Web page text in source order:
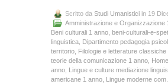
Scritto da Studi Umanistici in 19
Amministrazione e Organizzazione
Beni culturali 1 anno beni-culturali-e-
linguistica Dipartimento pedagogia
territorio Filologie e letterature
teorie della comunicazione 1 anno
anno Lingue e culture mediazione
americane 1 anno Lingue moderne